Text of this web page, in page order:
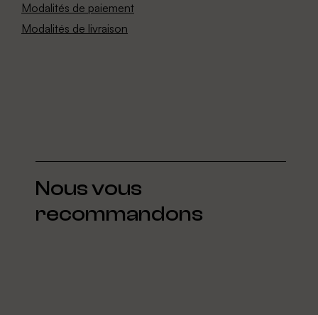
Modalités de paiement
Modalités de livraison
Nous vous
recommandons